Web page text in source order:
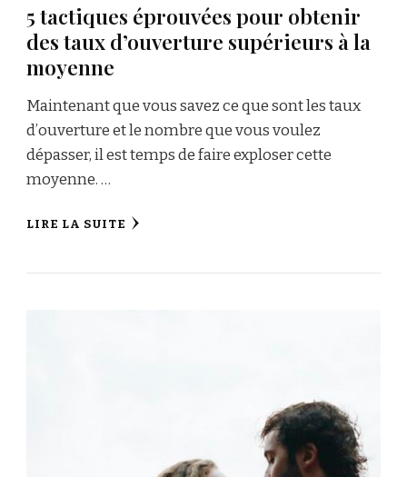
5 tactiques éprouvées pour obtenir
des taux d’ouverture supérieurs à la
moyenne
Maintenant que vous savez ce que sont les taux
d’ouverture et le nombre que vous voulez
dépasser, il est temps de faire exploser cette
moyenne. …
LIRE LA SUITE